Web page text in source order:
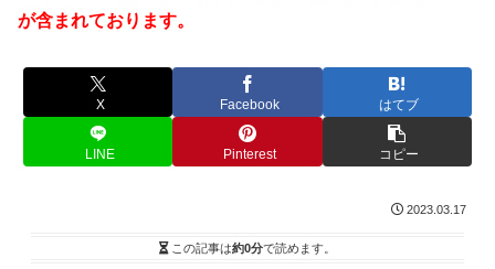
が含まれております。
X Facebook はてブ
LINE Pinterest コピー
2023.03.17
この記事は約0分で読めます。